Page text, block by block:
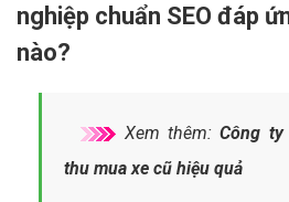
nghiệp chuẩn SEO đáp
nào?
Xem thêm:Công ty
thu mua xe cũ hiệu quả